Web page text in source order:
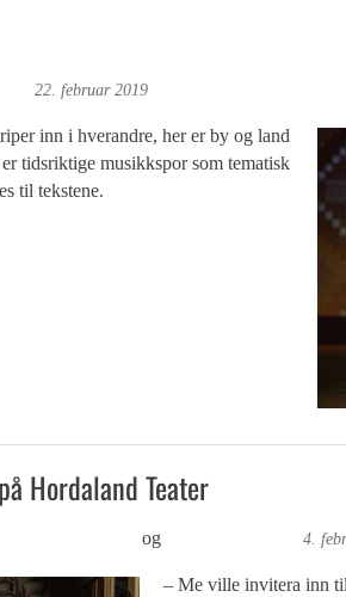
22. februar 2019
inn i hverandre, her er by og land
tidsriktige musikkspor som tematisk
til tekstene.
Hordaland Teater
og 4.
– Me ville invitera inn